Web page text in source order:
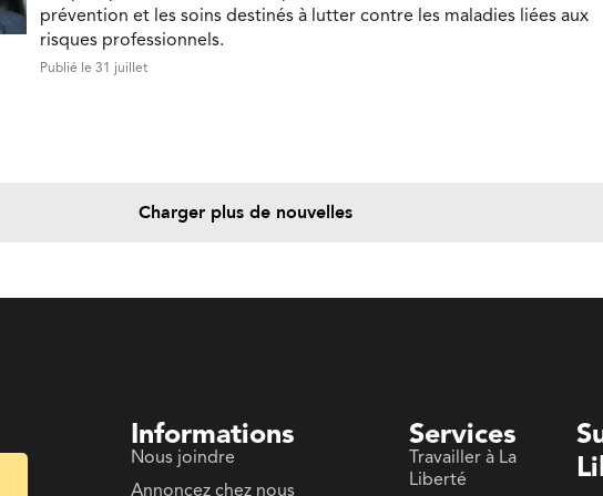
prévention et les soins destinés à lutter contre les maladies liées aux
risques professionnels.
Publié le 31 juillet
Charger plus de nouvelles
Informations
Nous joindre
Annoncez chez nous
Services
Travailler à La
Liberté